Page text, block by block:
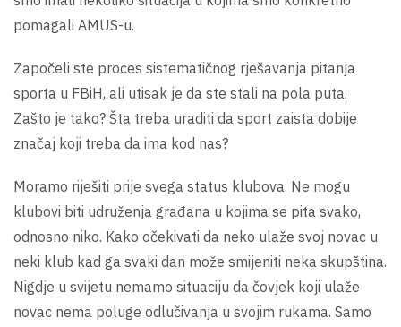
pomagali AMUS-u.
Započeli ste proces sistematičnog rješavanja pitanja
sporta u FBiH, ali utisak je da ste stali na pola puta.
Zašto je tako? Šta treba uraditi da sport zaista dobije
značaj koji treba da ima kod nas?
Moramo riješiti prije svega status klubova. Ne mogu
klubovi biti udruženja građana u kojima se pita svako,
odnosno niko. Kako očekivati da neko ulaže svoj novac u
neki klub kad ga svaki dan može smijeniti neka skupština.
Nigdje u svijetu nemamo situaciju da čovjek koji ulaže
novac nema poluge odlučivanja u svojim rukama. Samo